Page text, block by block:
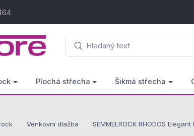
Plochá střecha Šikmá střecha
Venkovní dlažba SEMMELROCK RHODOS